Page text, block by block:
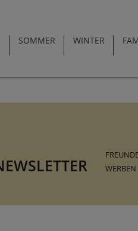
SOMMER WINTER
WERBEN